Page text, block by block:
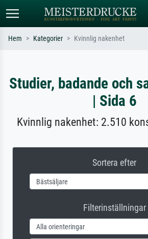
Sök efter konstnär, titel eller stil –
t.ex. Monet, Stjärnenatt,
impressionism, Hokusai-våg, naken.
Beskriv
Hem Kategorier Kvinnlig nakenhet
Studier, badande och
| Sida 6
Kvinnlig nakenhet: 2.510
Sortera efter
Filterinställningar